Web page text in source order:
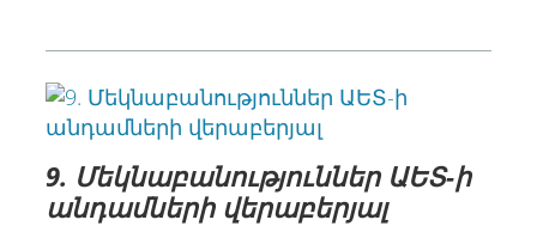
9. Մեկնաբանություններ ԱԵՏ-ի
անդամների վերաբերյալ